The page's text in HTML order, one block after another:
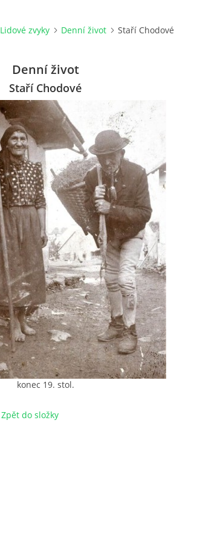
Lidové zvyky Denní život Staří Chodové
Denní život
Staří Chodové
konec 19. stol.
Zpět do složky